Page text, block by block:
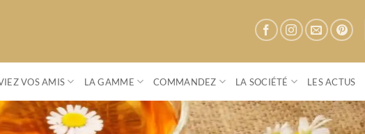
VOS AMIS LA GAMME COMMANDEZ LA SOCIÉTÉ LES ACTUS